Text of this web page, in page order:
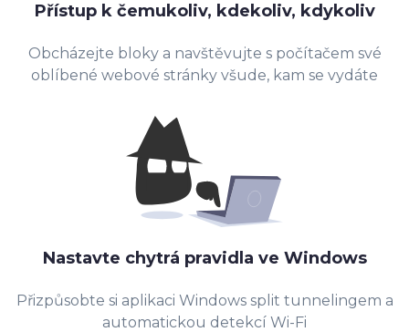
Přístup k čemukoliv, kdekoliv, kdykoliv
Obcházejte bloky a navštěvujte s počítačem své
oblíbené webové stránky všude, kam se vydáte
Nastavte chytrá pravidla ve Windows
Přizpůsobte si aplikaci Windows split tunnelingem a
automatickou detekcí Wi-Fi